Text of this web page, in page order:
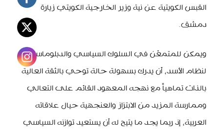
القبس الكويتية عن نية وزير الخارجية الكويتي زيارة
دمشق.
ويمكن للمتمعّن في السلوك السياسي والدبلوماسي
لنظام الأسد، أن يدرك بسهولة حالة توحي بالثقة العالية
بالذات تماهياً مع نهجه المعهود القائم على التعالي
وممارسة المزيد من الابتزاز والعنجهية حيال علاقاته
العربية، إذ ربما يجد ما يتيح له أن يستعيد توازنه السياسي